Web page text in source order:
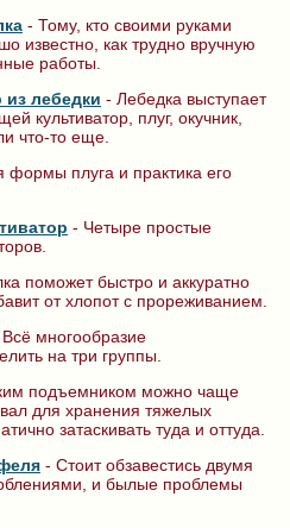
- Тому, кто своими руками
известно, как трудно вручную
работы.
лебедки - Лебедка выступает
культиватор, плуг, окучник,
что-то еще.
формы плуга и практика его
- Четыре простые
поможет быстро и аккуратно
от хлопот с прореживанием.
многообразие
на три группы.
подъемником можно чаще
для хранения тяжелых
затаскивать туда и оттуда.
- Стоит обзавестись двумя
и былые проблемы